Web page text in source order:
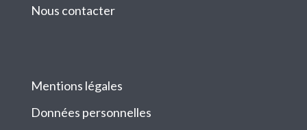
Nous contacter
Mentions légales
Données personnelles